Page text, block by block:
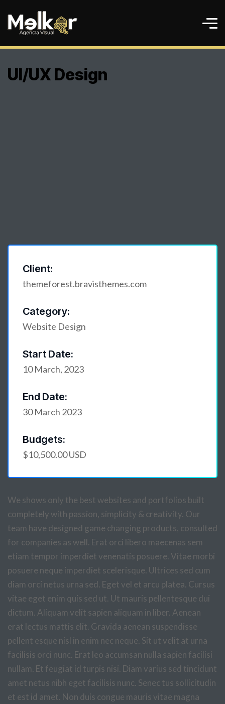
UI/UX Design
Client:
themeforest.bravisthemes.com
Category:
Website Design
Start Date:
10 March, 2023
End Date:
30 March 2023
Budgets:
$10,500.00 USD
We shows only the best websites and portfolios built
completely with passion, simplicity & creativity. Our
team have designed game changing products, consulted
for companies as well. Erat orci libero maecenas sem
etiam tempor imperdiet venenatis posuere. Vitae morbi
posuere neque imperdiet scelerisque. Ultrices sed cum
diam orci netus urna sed. Eget vel et arcu platea. Cursus
vitae eget enim quis sed ut. Ut mauris pellentesque dui
dictum. Aliquam velit sapien aliquam in liber. Aenean
erat lectus mattis elit. Gravida aenean suspendisse
pellent esque nisl in enim nec neque. Sit ut velit at urna
facilisis orci nunc. Erat leo accumsan nulla sapien facilisi
nullam. Et feugiat id turpis nisi. Diam varius sed tincidunt
amet netus nibh eget facilisis nunc. Senec tus sollicitudin
et est id amet. Non duis congue mauris vitae magna